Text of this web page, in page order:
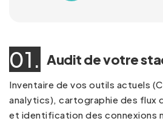
01. Audit de votre
Inventaire de vos outils actuels
analytics), cartographie des flux
et identification des connexions